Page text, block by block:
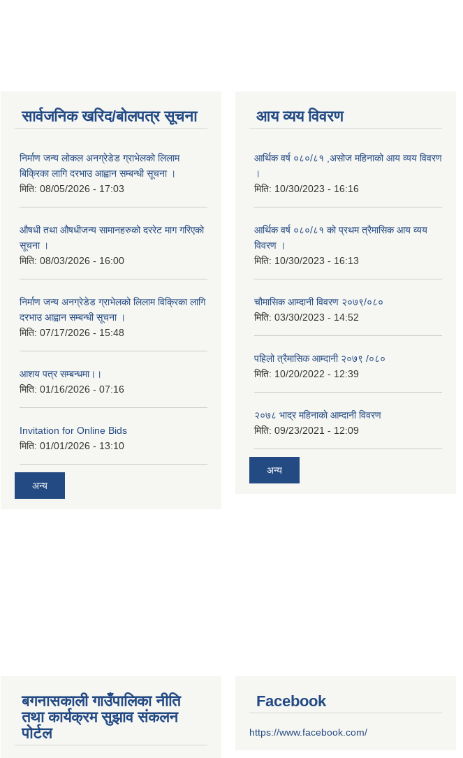
सार्वजनिक खरिद/बोलपत्र सूचना
निर्माण जन्य लोकल अनग्रेडेड ग्राभेलको लिलाम
बिक्रिका लागि दरभाउ आह्वान सम्बन्धी सूचना ।
मिति: 08/05/2026 - 17:03
औषधी तथा औषधीजन्य सामानहरुको दररेट माग गरिएको
सूचना ।
मिति: 08/03/2026 - 16:00
निर्माण जन्य अनग्रेडेड ग्राभेलको लिलाम विक्रिका लागि
दरभाउ आह्वान सम्बन्धी सूचना ।
मिति: 07/17/2026 - 15:48
आशय पत्र सम्बन्धमा।।
मिति: 01/16/2026 - 07:16
Invitation for Online Bids
मिति: 01/01/2026 - 13:10
अन्य
आय व्यय विवरण
आर्थिक वर्ष ०८०/८१ ,असोज महिनाको आय व्यय विवरण
।
मिति: 10/30/2023 - 16:16
आर्थिक वर्ष ०८०/८१ को प्रथम त्रैमासिक आय व्यय
विवरण ।
मिति: 10/30/2023 - 16:13
चौमासिक आम्दानी विवरण २०७९/०८०
मिति: 03/30/2023 - 14:52
पहिलो त्रैमासिक आम्दानी २०७९ /०८०
मिति: 10/20/2022 - 12:39
२०७८ भाद्र महिनाकाे आम्दानी विवरण
मिति: 09/23/2021 - 12:09
अन्य
बगनासकाली गाउँपालिका नीति
तथा कार्यक्रम सुझाव संकलन
पोर्टल
Facebook
https://www.facebook.com/